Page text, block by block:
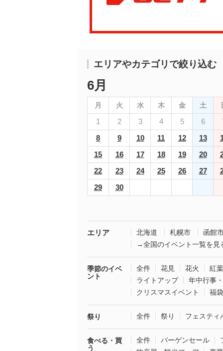
エリアやカテゴリで絞り込む
6月
月 火 水 木 金 土
1 2 3 4 5 6
8
9 10 11 12 13
15
16 17 18 19 20
22
23 24 25 26 27
29
30
エリア 北海道 札幌市
函館
→全国のイベント一覧を見
季節のイベ
ント
全件 花見 花火
紅葉
ライトアップ
年中行事
クリスマスイベント
福
祭り 全件 祭り フェスティ
食べる・買
う
全件 バーゲンセール